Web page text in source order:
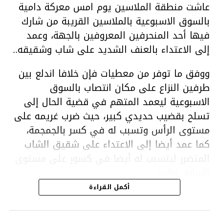
عاشت منطقة الملاسين يوم امس معركة دامية
بالسوق الاسبوعية بالملاسين القريبة من شارك
فيها أحد المنحرفين المعروفين بالجهة، وعمد
إلى الاعتداء بالعنف الشديد على شاب وشقيقه..
ووفق ما توفر من معطيات فإن خلافا اندلع بين
طرفين النزاع على مكان انتصاب بالسوق
الاسبوعية ليعمد المتهم في قضية الحال إلى
تسلح بقضيب حديدي كبير، حيث ضرب غريمه على
مستوى الرأس وتسبب له في كسر بالجمجمة،
كما عمد أيضا إلى الاعتداء على شقيق الشاب
المتضرر ليتسبب له أيضا في كسور على مستوى
هذا وقد تمكن أعوان مركز الأمن الوطني بحي
هلال في توقيت قياسي من محاصرة المشتبه به
والقبض عليه وإحالته على التحقيق في خصوص
أكمل القراءة